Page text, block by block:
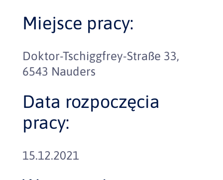
Miejsce pracy:
Doktor-Tschiggfrey-Straße 33,
6543 Nauders
Data rozpoczęcia
pracy:
15.12.2021